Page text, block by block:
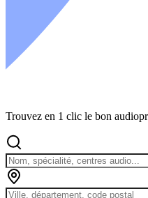
Trouvez en 1 clic le bon